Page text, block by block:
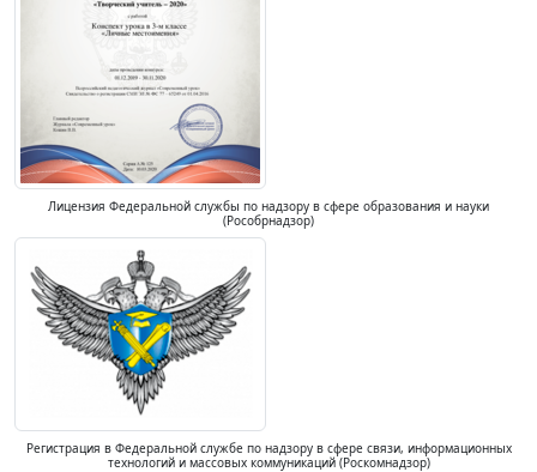
Лицензия Федеральной службы по надзору в сфере образования и науки
(Рособрнадзор)
Регистрация в Федеральной службе по надзору в сфере связи, информационных
технологий и массовых коммуникаций (Роскомнадзор)